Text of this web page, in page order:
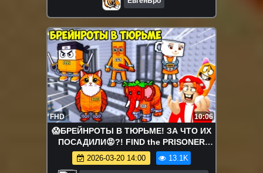
FHD 10:06
😱БРЕЙНРОТЫ В ТЮРЬМЕ! ЗА ЧТО ИХ
ПОСАДИЛИ😡?! FIND the PRISONER
BRAINROT - №1
2026-03-20 14:00 13.1K